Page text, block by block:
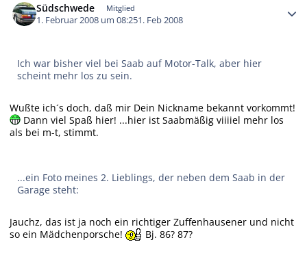
Südschwede Mitglied
1. Februar 2008 um 08:251. Feb 2008
Ich war bisher viel bei Saab auf Motor-Talk, aber hier
scheint mehr los zu sein.
Wußte ich´s doch, daß mir Dein Nickname bekannt vorkommt!
Dann viel Spaß hier! ...hier ist Saabmäßig viiiiel mehr los
als bei m-t, stimmt.
...ein Foto meines 2. Lieblings, der neben dem Saab in der
Garage steht:
Jauchz, das ist ja noch ein richtiger Zuffenhausener und nicht
so ein Mädchenporsche!
Bj. 86? 87?